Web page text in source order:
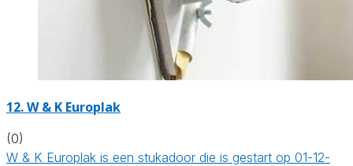
12. W & K Europlak
(0)
W & K Europlak is een stukadoor die is gestart op 01-12-